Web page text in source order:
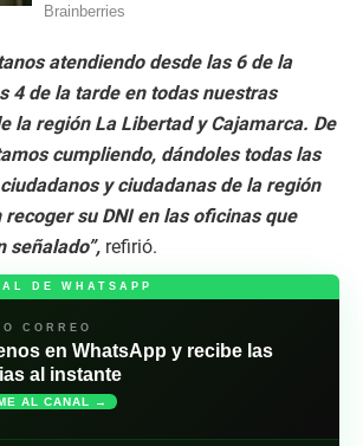
atendiendo desde las 6 de la
4 de la tarde en todas nuestras
la región La Libertad y Cajamarca. De
cumpliendo, dándoles todas las
y ciudadanas de la región
su DNI en las oficinas que
señalado”, refirió.
DE WHATSAPP
CORREO
en WhatsApp y recibe las
al instante
AL CANAL →